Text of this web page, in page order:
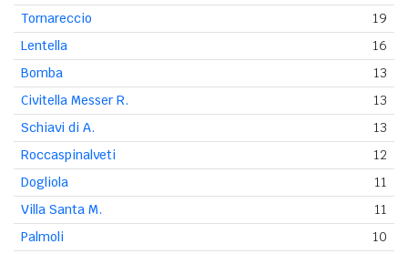
Tornareccio
19
Lentella
16
Bomba
13
Civitella Messer R.
13
Schiavi di A.
13
Roccaspinalveti
12
Dogliola
11
Villa Santa M.
11
Palmoli
10